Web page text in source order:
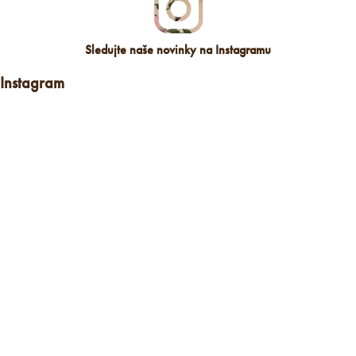
Sledujte naše novinky na Instagramu
Instagram